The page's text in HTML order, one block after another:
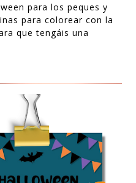
para los peques y
para colorear con la
que tengáis una